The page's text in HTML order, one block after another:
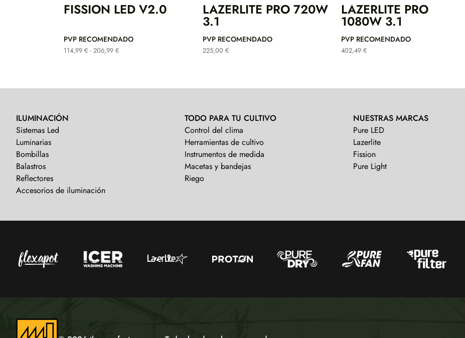
FISSION LED V2.0
PVP RECOMENDADO
114,99 € - 206,99 €Rango
114,99 €
LAZERLITE PRO 720W
3.1
PVP RECOMENDADO
225,00 €
LAZERLITE PRO
1080W 3.1
PVP RECOMENDADO
402,49 €
ILUMINACIÓN
Sistemas Led
Luminarias
Bombillas
Balastros
Reflectores
Accesorios de iluminación
TODO PARA TU CULTIVO
Control del clima
Herramientas de cultivo
Instrumentos de medida
Macetas y bandejas
Riego
NUESTRAS MARCAS
Pure LED
Lazerlite
Fission
Pure Light